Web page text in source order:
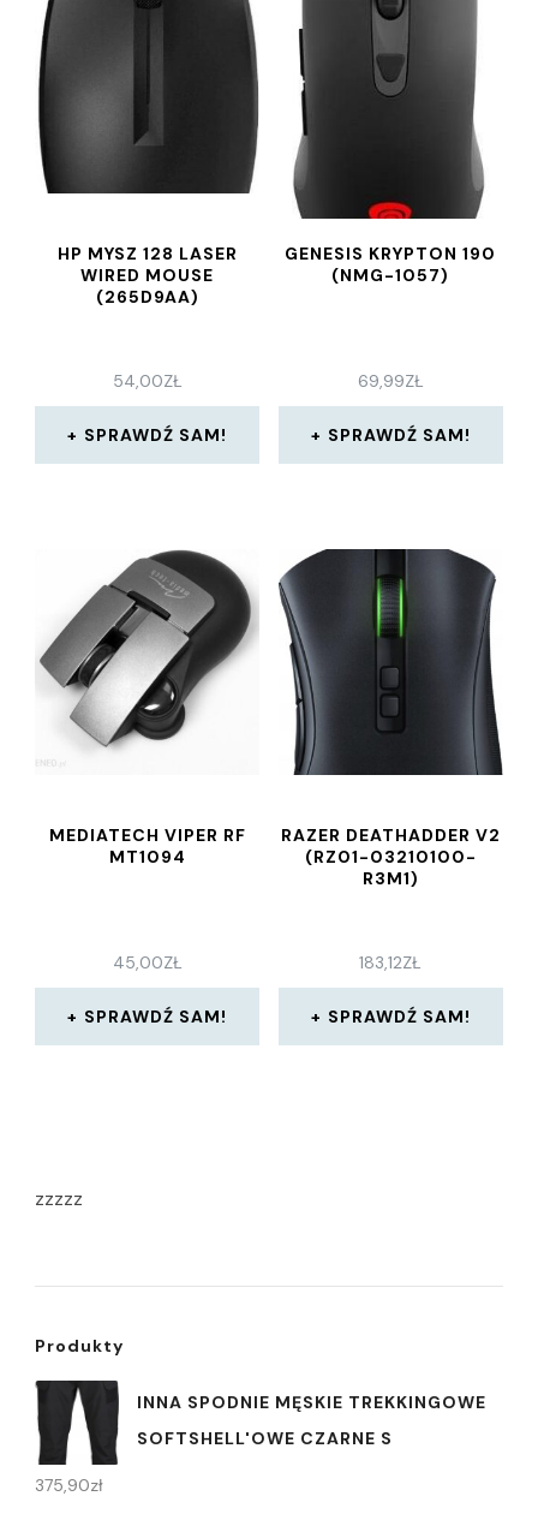
HP MYSZ 128 LASER
WIRED MOUSE
(265D9AA)
54,00ZŁ
SPRAWDŹ SAM!
GENESIS KRYPTON 190
(NMG-1057)
69,99ZŁ
SPRAWDŹ SAM!
MEDIATECH VIPER RF
MT1094
45,00ZŁ
SPRAWDŹ SAM!
RAZER DEATHADDER V2
(RZ01-03210100-
R3M1)
183,12ZŁ
SPRAWDŹ SAM!
zzzzz
Produkty
INNA SPODNIE MĘSKIE TREKKINGOWE
SOFTSHELL'OWE CZARNE S
375,90zł